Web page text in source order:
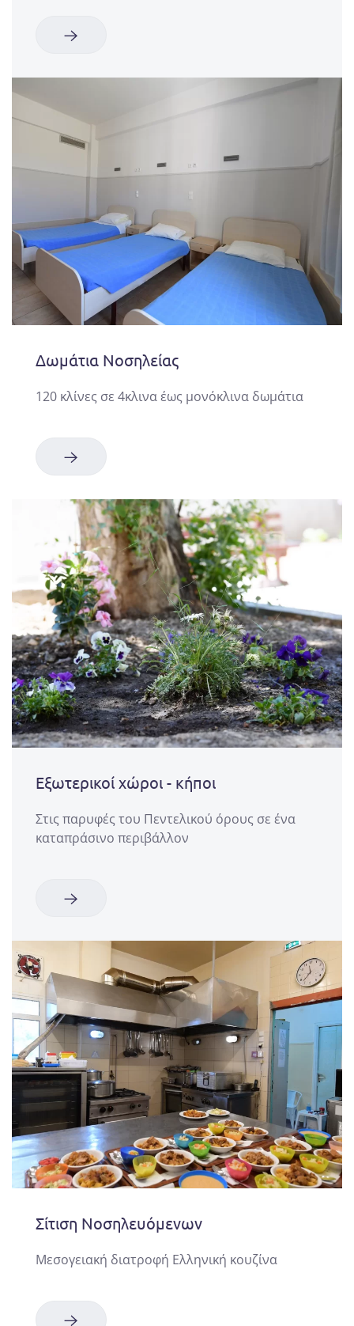
Δωμάτια Νοσηλείας
120 κλίνες σε 4κλινα έως μονόκλινα δωμάτια
Εξωτερικοί χώροι - κήποι
Στις παρυφές του Πεντελικού όρους σε ένα
καταπράσινο περιβάλλον
Σίτιση Νοσηλευόμενων
Μεσογειακή διατροφή Ελληνική κουζίνα